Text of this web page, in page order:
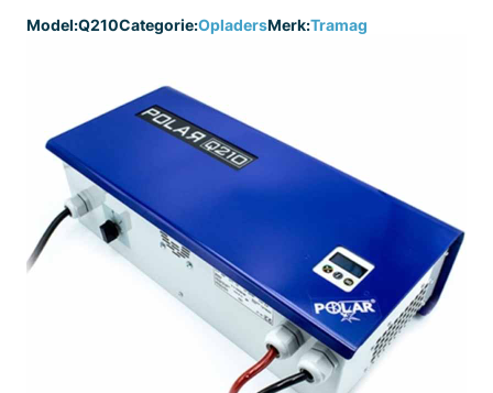
Model:Q210Categorie:OpladersMerk:Tramag